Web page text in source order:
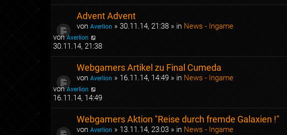
Advent Advent
von Averlion » 30.11.14, 21:38 » in News - Ingame
vonAverlion
30.11.14, 21:38
Webgamers Artikel zu Final Cumeda
von Averlion » 16.11.14, 14:49 » in News - Ingame
vonAverlion
16.11.14, 14:49
Webgamers Aktion "Reise durch fremde Galaxien !"
von Averlion » 13.11.14, 23:03 » in News - Ingame